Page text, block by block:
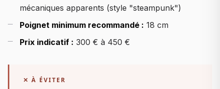
mécaniques apparents (style "steampunk")
Poignet minimum recommandé : 18 cm
Prix indicatif : 300 € à 450 €
✕ À ÉVITER